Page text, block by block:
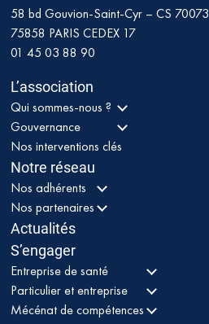
58 bd Gouvion-Saint-Cyr – CS 70073
75858 PARIS CEDEX 17
01 45 03 88 90
L’association
Qui sommes-nous ?
Gouvernance
Nos interventions clés
Notre réseau
Nos adhérents
Nos partenaires
Actualités
S’engager
Entreprise de santé
Particulier et entreprise
Mécénat de compétences